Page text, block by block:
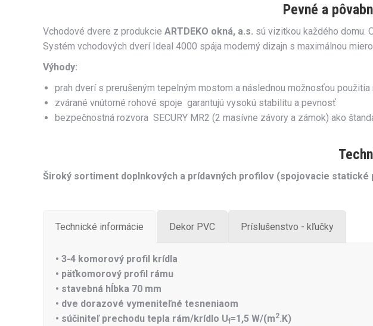
Pevné a
Vchodové dvere z produkcie ARTDEKO okná, a.s. sú vizitkou každého domu.
Systém vchodových dverí Ideal 4000 spája moderný dizajn s maximálnou
Výhody:
prah dverí s prerušeným tepelným mostom a následnou možnosťou
zvárané vnútorné rohové spoje garantujú vysokú stabilitu a pevnosť
bezpečnostná rozvora SECURY MR2 (2 masívne závory a zámok) ako
Široký sortiment doplnkových a prídavných profilov (spojovacie
Technické informácie Dekor PVC Príslušenstvo - kľučky
• 3-4 komorový profil krídla
• päťkomorový profil rámu
• stavebná hĺbka 70 mm
• dve dorazové vymeniteľné tesneniaom
• súčiniteľ prechodu tepla rám/krídlo Uf=1,5 W/(m2.K)